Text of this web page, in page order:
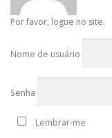
Por favor, logue no site.
Nome de usuário
Senha
Lembrar-me